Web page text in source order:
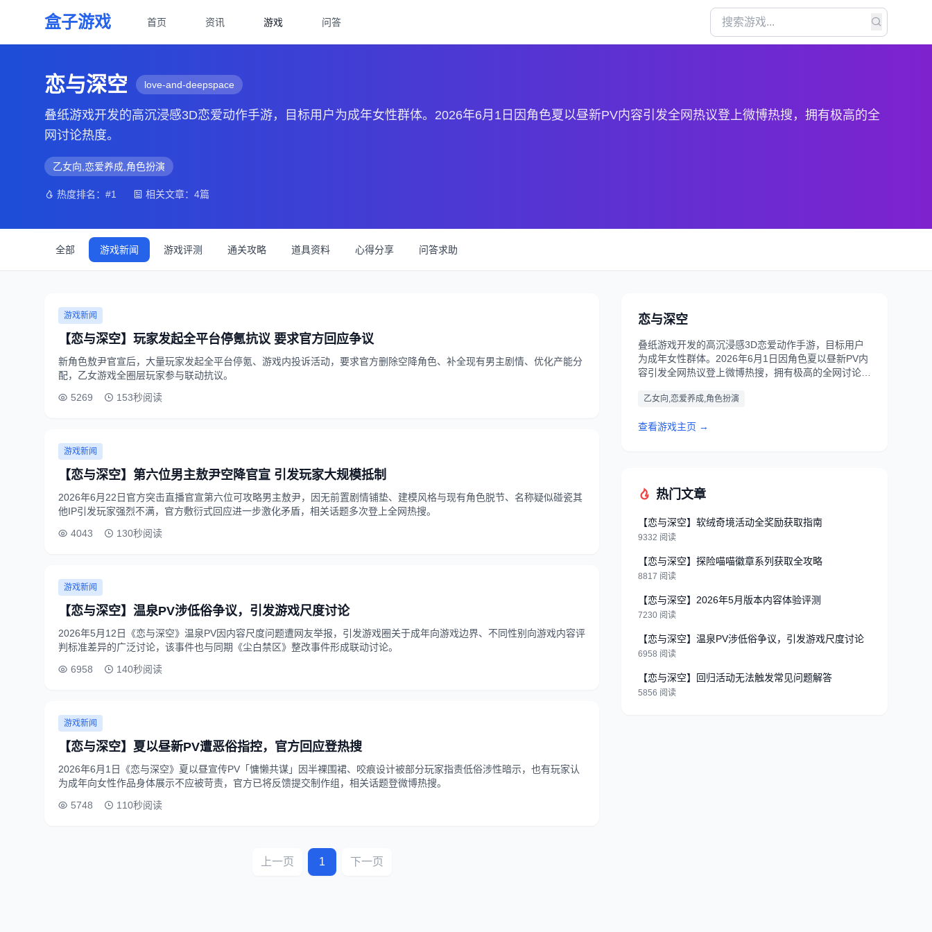
盒子游戏 首页 资讯 游戏 问答
恋与深空 love-and-deepspace
叠纸游戏开发的高沉浸感3D恋爱动作手游，目标用户为成年女性群体。2026年6月1日因角色夏以昼新PV内容引发全网热议登上微博热搜，拥有极高的全
网讨论热度。
乙女向,恋爱养成,角色扮演
热度排名：#1 相关文章：4篇
全部 游戏新闻 游戏评测 通关攻略 道具资料 心得分享 问答求助
游戏新闻
【恋与深空】玩家发起全平台停氪抗议 要求官方回应争议
新角色敖尹官宣后，大量玩家发起全平台停氪、游戏内投诉活动，要求官方删除空降角色、补全现有男主剧情、优化产能分
配，乙女游戏全圈层玩家参与联动抗议。
5269
153秒阅读
游戏新闻
【恋与深空】第六位男主敖尹空降官宣 引发玩家大规模抵制
2026年6月22日官方突击直播官宣第六位可攻略男主敖尹，因无前置剧情铺垫、建模风格与现有角色脱节、名称疑似碰瓷其
他IP引发玩家强烈不满，官方敷衍式回应进一步激化矛盾，相关话题多次登上全网热搜。
4043
130秒阅读
游戏新闻
【恋与深空】温泉PV涉低俗争议，引发游戏尺度讨论
2026年5月12日《恋与深空》温泉PV因内容尺度问题遭网友举报，引发游戏圈关于成年向游戏边界、不同性别向游戏内容评
判标准差异的广泛讨论，该事件也与同期《尘白禁区》整改事件形成联动讨论。
6958
140秒阅读
游戏新闻
【恋与深空】夏以昼新PV遭恶俗指控，官方回应登热搜
2026年6月1日《恋与深空》夏以昼宣传PV「慵懒共谋」因半裸围裙、咬痕设计被部分玩家指责低俗涉性暗示，也有玩家认
为成年向女性作品身体展示不应被苛责，官方已将反馈提交制作组，相关话题登微博热搜。
5748
110秒阅读
上一页 1 下一页
恋与深空
叠纸游戏开发的高沉浸感3D恋爱动作手游，目标用户
为成年女性群体。2026年6月1日因角色夏以昼新PV内
容引发全网热议登上微博热搜，拥有极高的全网讨论热
乙女向,恋爱养成,角色扮演
查看游戏主页 →
热门文章
【恋与深空】软绒奇境活动全奖励获取指南
9332 阅读
【恋与深空】探险喵喵徽章系列获取全攻略
8817 阅读
【恋与深空】2026年5月版本内容体验评测
7230 阅读
【恋与深空】温泉PV涉低俗争议，引发游戏尺度讨论
6958 阅读
【恋与深空】回归活动无法触发常见问题解答
5856 阅读